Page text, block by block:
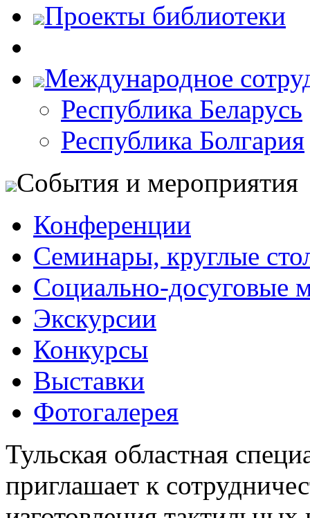
Проекты библиотеки
Международное
Республика Беларусь
Республика Болгария
События и мероприятия
Конференции
Семинары, круглые
Социально-досуговые
Экскурсии
Конкурсы
Выставки
Фотогалерея
Тульская областная
приглашает к